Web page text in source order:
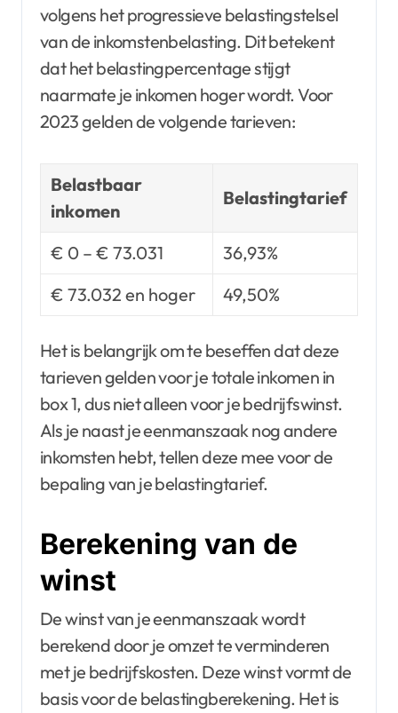
volgens het progressieve belastingstelsel
van de inkomstenbelasting. Dit betekent
dat het belastingpercentage stijgt
naarmate je inkomen hoger wordt. Voor
2023 gelden de volgende tarieven:
Belastbaar
inkomen
Belastingtarief
€ 0 – € 73.031
36,93%
€ 73.032 en hoger
49,50%
Het is belangrijk om te beseffen dat deze
tarieven gelden voor je totale inkomen in
box 1, dus niet alleen voor je bedrijfswinst.
Als je naast je eenmanszaak nog andere
inkomsten hebt, tellen deze mee voor de
bepaling van je belastingtarief.
Berekening van de
winst
De winst van je eenmanszaak wordt
berekend door je omzet te verminderen
met je bedrijfskosten. Deze winst vormt de
basis voor de belastingberekening. Het is